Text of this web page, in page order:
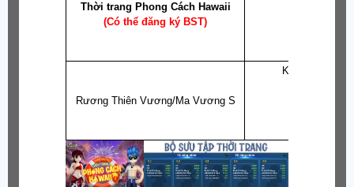
Thời trang Phong Cách Hawaii
(Có thể đăng ký BST)
Rương Thiên Vương/Ma Vương S
Khi mở sẽ